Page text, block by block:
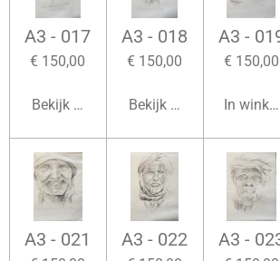
A3 - 017
€ 150,00
Bekijk details
A3 - 018
€ 150,00
Bekijk details
A3 -
€ 150,00
In
A3 - 021 A3 - 022 A3 -